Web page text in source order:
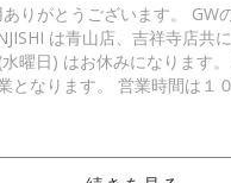
りがとうございます。 GW
は青山店、吉祥寺店共
曜日) はお休みになります
となります。 営業時間は１